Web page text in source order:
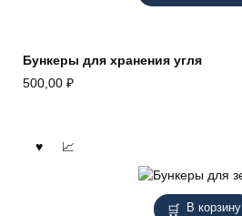
Бункеры для хранения угля
500,00 ₽
В корзину